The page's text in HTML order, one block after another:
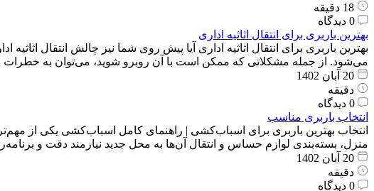
18 دقیقه
0 دیدگاه
بهترین باربری برای انتقال اثاثیه اداری
بهترین باربری برای انتقال اثاثیه اداری آیا پیش روی شما نیز چالش انتقال
می‌شود. از جمله مشکلاتی که ممکن است با آن روبرو شوید، می‌توان به
20 آبان 1402
دقیقه
0 دیدگاه
انتخاب باربری مناسب
انتخاب بهترین باربری برای اسباب‌کشی | راهنمای کامل اسباب‌کشی یکی از
منزل، بسته‌بندی لوازم حساس و انتقال آن‌ها به محل جدید نیازمند دقت و
20 آبان 1402
دقیقه
0 دیدگاه